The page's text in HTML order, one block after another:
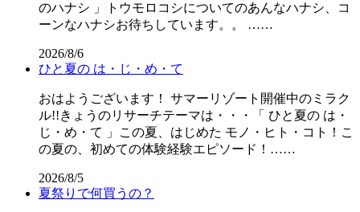
のハナシ 」トウモロコシについてのあんなハナシ、コ
ーンなハナシお待ちしています。。 ……
2026/8/6
ひと夏の は・じ・め・て
おはようございます！ サマーリゾート開催中のミラク
ル!!きょうのリサーチテーマは・・・「 ひと夏の は・
じ・め・て 」この夏、はじめた モノ・ヒト・コト！こ
の夏の、初めての体験経験エピソード！……
2026/8/5
夏祭りで何買うの？